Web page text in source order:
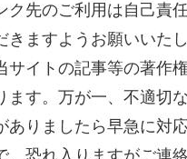
ク先のご利用は自己責
きますようお願いいたし
サイトの記事等の著作
ます。万が一、不適切な
ありましたら早急に対